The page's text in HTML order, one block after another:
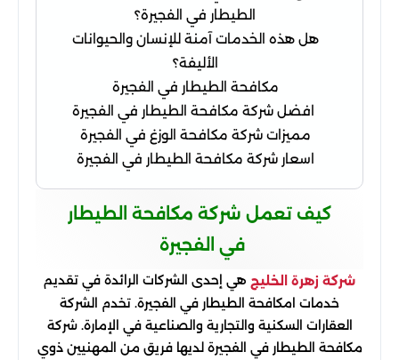
الطيطار في الفجيرة؟
هل هذه الخدمات آمنة للإنسان والحيوانات
الأليفة؟
مكافحة الطيطار في الفجيرة
افضل شركة مكافحة الطيطار في الفجيرة
مميزات شركة مكافحة الوزغ في الفجيرة
اسعار شركة مكافحة الطيطار في الفجيرة
كيف تعمل شركة مكافحة الطيطار
في الفجيرة
شركة زهرة الخليج هي إحدى الشركات الرائدة في تقديم
خدمات امكافحة الطيطار في الفجيرة. تخدم الشركة
العقارات السكنية والتجارية والصناعية في الإمارة. شركة
مكافحة الطيطار في الفجيرة لديها فريق من المهنيين ذوي